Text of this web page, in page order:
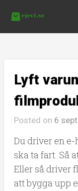
Lyft
Posted on 6
Du driver en
ska ta fart. Så
Eller så driver
att bygga upp